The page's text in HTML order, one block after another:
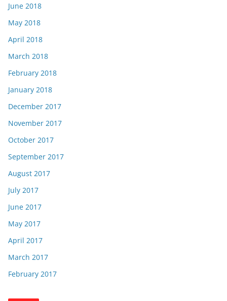
June 2018
May 2018
April 2018
March 2018
February 2018
January 2018
December 2017
November 2017
October 2017
September 2017
August 2017
July 2017
June 2017
May 2017
April 2017
March 2017
February 2017